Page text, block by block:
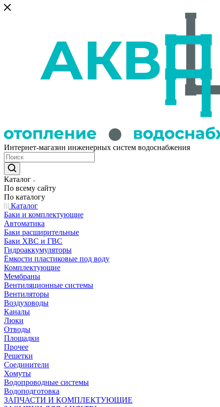
Интернет-магазин инженерных систем водоснабжения
Каталог
По всему сайту
По каталогу
Каталог
Баки и комплектующие
Автоматика
Баки расширительные
Баки ХВС и ГВС
Гидроаккумуляторы
Ёмкости пластиковые под воду
Комплектующие
Мембраны
Вентиляционные системы
Вентиляторы
Воздуховоды
Каналы
Люки
Отводы
Площадки
Прочее
Решетки
Соединители
Хомуты
Водопроводные системы
Водоподготовка
ЗАПЧАСТИ И КОМПЛЕКТУЮЩИЕ